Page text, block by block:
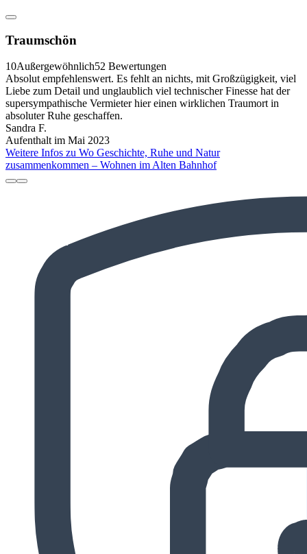
Traumschön
10Außergewöhnlich52 Bewertungen
Absolut empfehlenswert. Es fehlt an nichts, mit Großzügigkeit, viel
Liebe zum Detail und unglaublich viel technischer Finesse hat der
supersympathische Vermieter hier einen wirklichen Traumort in
absoluter Ruhe geschaffen.
Sandra F.
Aufenthalt im Mai 2023
Weitere Infos zu Wo Geschichte, Ruhe und Natur
zusammenkommen – Wohnen im Alten Bahnhof